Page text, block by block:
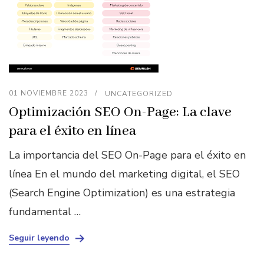
01 NOVIEMBRE 2023 UNCATEGORIZED
Optimización SEO On-Page: La clave
para el éxito en línea
La importancia del SEO On-Page para el éxito en
línea En el mundo del marketing digital, el SEO
(Search Engine Optimization) es una estrategia
fundamental …
Seguir leyendo